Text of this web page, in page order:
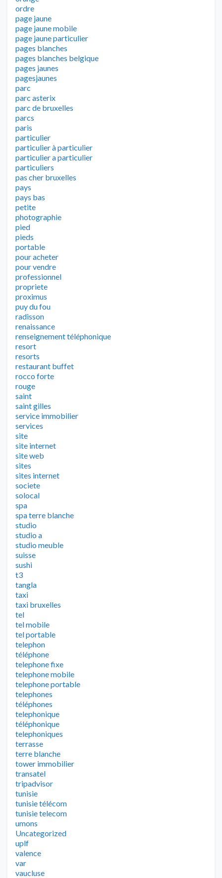
ordre
page jaune
page jaune mobile
page jaune particulier
pages blanches
pages blanches belgique
pages jaunes
pagesjaunes
parc
parc asterix
parc de bruxelles
parcs
paris
particulier
particulier à particulier
particulier a particulier
particuliers
pas cher bruxelles
pays
pays bas
petite
photographie
pied
pieds
portable
pour acheter
pour vendre
professionnel
propriete
proximus
puy du fou
radisson
renaissance
renseignement téléphonique
resort
resorts
restaurant buffet
rocco forte
rouge
saint
saint gilles
service immobilier
services
site
site internet
site web
sites
sites internet
societe
solocal
spa
spa terre blanche
studio
studio a
studio meuble
suisse
sushi
t3
tangla
taxi
taxi bruxelles
tel
tel mobile
tel portable
telephon
téléphone
telephone fixe
telephone mobile
telephone portable
telephones
téléphones
telephonique
téléphonique
telephoniques
terrasse
terre blanche
tower immobilier
transatel
tripadvisor
tunisie
tunisie télécom
tunisie telecom
umons
Uncategorized
uplf
valence
var
vaucluse